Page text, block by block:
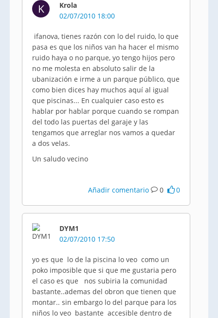
K
Krola
02/07/2010 18:00
ifanova, tienes razón con lo del ruido, lo que
pasa es que los niños van ha hacer el mismo
ruido haya o no parque, yo tengo hijos pero
no me molesta en absoluto salir de la
ubanización e irme a un parque público, que
como bien dices hay muchos aquí al igual
que piscinas... En cualquier caso esto es
hablar por hablar porque cuando se rompan
del todo las puertas del garaje y las
tengamos que arreglar nos vamos a quedar
a dos velas.
Un saludo vecino
Añadir comentario 0 0
DYM1
02/07/2010 17:50
yo es que lo de la piscina lo veo como un
poko imposible que si que me gustaria pero
el caso es que nos subiria la comunidad
bastante..ademas del obron que tienen que
montar.. sin embargo lo del parque para los
niños lo veo bastante accesible dentro de